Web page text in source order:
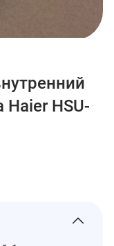
HSU-